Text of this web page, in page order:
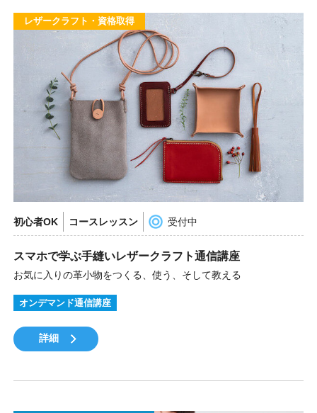
レザークラフト・資格取得
初心者OK コースレッスン 受付中
スマホで学ぶ手縫いレザークラフト通信講座
お気に入りの革小物をつくる、使う、そして教える
オンデマンド通信講座
詳細